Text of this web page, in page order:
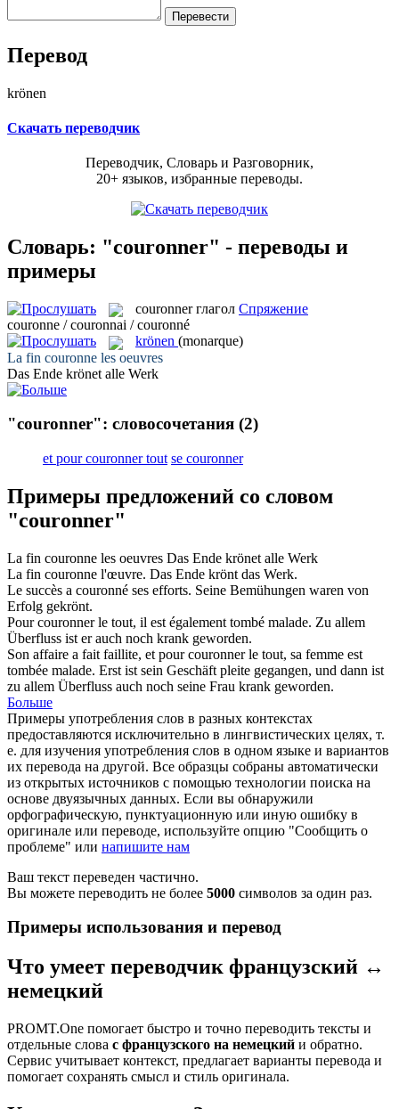
Перевод
krönen
Скачать переводчик
Переводчик, Словарь и Разговорник,
20+ языков, избранные переводы.
Словарь: "couronner" - переводы и
примеры
couronner глагол Спряжение
couronne / couronnai / couronné
krönen (monarque)
La fin couronne les oeuvres
Das Ende krönet alle Werk
"couronner": словосочетания (2)
et pour couronner tout se couronner
Примеры предложений со словом
"couronner"
La fin couronne les oeuvres Das Ende krönet alle Werk
La fin couronne l'œuvre. Das Ende krönt das Werk.
Le succès a couronné ses efforts. Seine Bemühungen waren von
Erfolg gekrönt.
Pourcouronnerle tout, il est également tombé malade. Zu allem
Überfluss ist er auch noch krank geworden.
Son affaire a fait faillite, et pourcouronnerle tout, sa femme est
tombée malade. Erst ist sein Geschäft pleite gegangen, und dann ist
zu allem Überfluss auch noch seine Frau krank geworden.
Больше
Примеры употребления слов в разных контекстах
предоставляются исключительно в лингвистических целях, т.
е. для изучения употребления слов в одном языке и вариантов
их перевода на другой. Все образцы собраны автоматически
из открытых источников с помощью технологии поиска на
основе двуязычных данных. Если вы обнаружили
орфографическую, пунктуационную или иную ошибку в
оригинале или переводе, используйте опцию "Сообщить о
проблеме" или напишите нам
Ваш текст переведен частично.
Вы можете переводить не более 5000 символов за один раз.
Примеры использования и перевод
Что умеет переводчик французский ↔
немецкий
PROMT.One помогает быстро и точно переводить тексты и
отдельные слова с французского на немецкий и обратно.
Сервис учитывает контекст, предлагает варианты перевода и
помогает сохранять смысл и стиль оригинала.